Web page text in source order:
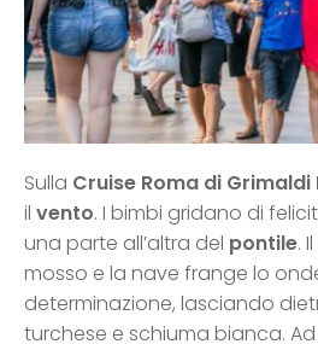
Sulla Cruise Roma di Grimaldi
il vento. I bimbi gridano di
una parte all’altra del pontile.
mosso e la nave frange lo
determinazione, lasciando
turchese e schiuma bianca.